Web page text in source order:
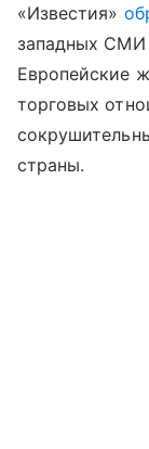
«Известия»
западных СМИ
Европейские
торговых
страны.